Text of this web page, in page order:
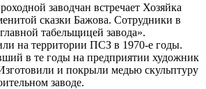
заводчан встречает Хозяйка
сказки Бажова. Сотрудники в
табельщицей завода».
на территории ПСЗ в 1970‑е годы.
в те годы на предприятии художник
и покрыли медью скульптуру
заводе.